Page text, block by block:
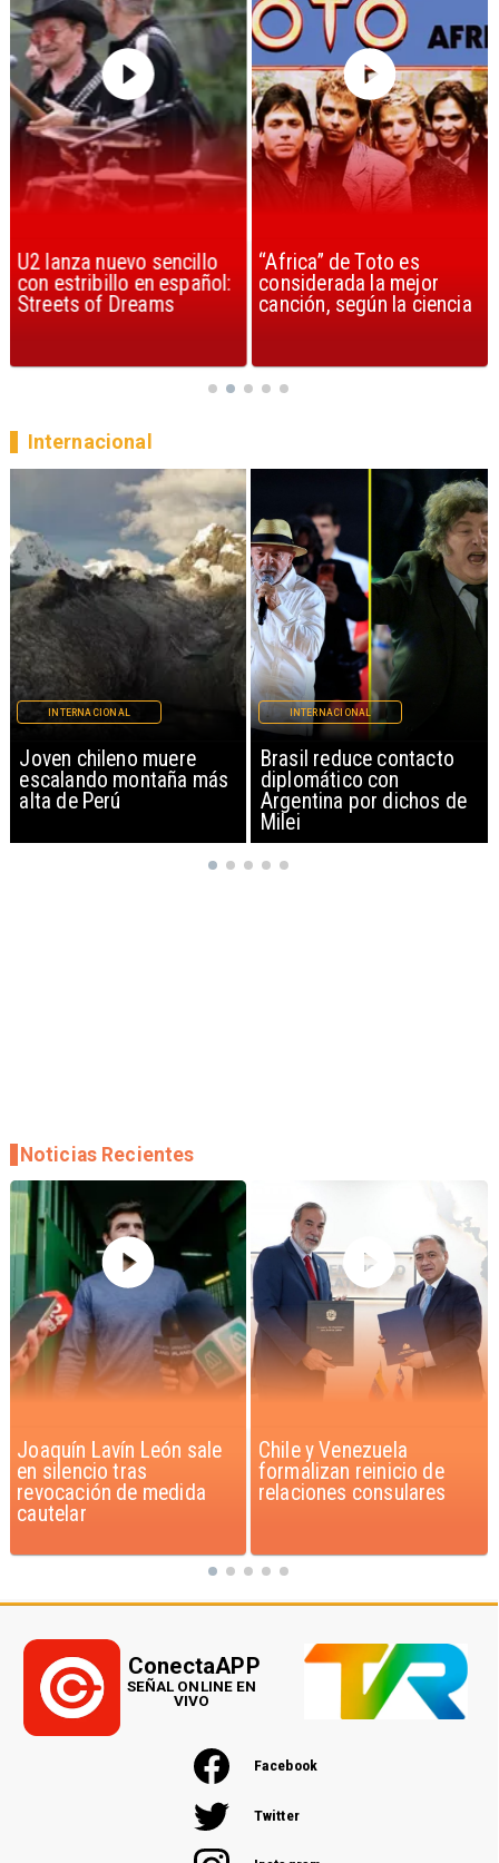
U2 lanza nuevo sencillo
con estribillo en español:
Streets of Dreams
“Africa” de Toto es
considerada la mejor
canción, según la ciencia
Brasil reduce contacto
diplomático con
Argentina por dichos de
INTERNACIONAL
China restringe
exportación de drones a
EEUU y sanciona
empresas
INTERNACIONAL
Internacional
Chile y Venezuela
formalizan reinicio de
relaciones consulares
Feriantes rechazan
dichos de Camila Flores
sobre Fabiola Campillai
Noticias Recientes
Facebook
Twitter
ConectaAPP
SEÑAL ONLINE EN
VIVO